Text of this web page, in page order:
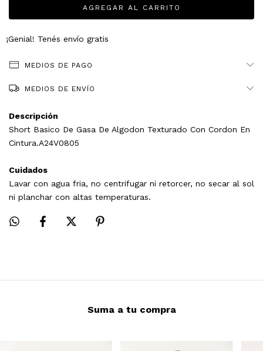
¡Genial! Tenés envío gratis
MEDIOS DE PAGO
MEDIOS DE ENVÍO
Descripción
Short Basico De Gasa De Algodon Texturado Con Cordon En
Cintura.A24V0805
Cuidados
Lavar con agua fria, no centrifugar ni retorcer, no secar al sol
ni planchar con altas temperaturas.
Suma a tu compra